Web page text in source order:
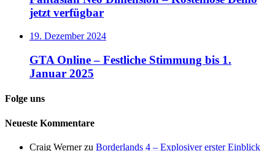
jetzt verfügbar
19. Dezember 2024
GTA Online – Festliche Stimmung bis 1.
Januar 2025
Folge uns
Neueste Kommentare
Craig Wernerzu Borderlands 4 – Explosiver erster Einblick